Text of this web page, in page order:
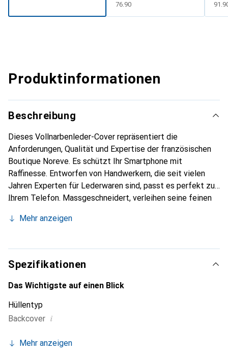
CHF
76.90 CHF
Produktinformationen
Beschreibung
Dieses Vollnarbenleder-Cover repräsentiert die
Anforderungen, Qualität und Expertise der französischen
Boutique Noreve. Es schützt Ihr Smartphone mit
Raffinesse. Entworfen von Handwerkern, die seit vielen
Jahren Experten für Lederwaren sind, passt es perfekt zu
Ihrem Telefon. Massgeschneidert, verleihen seine feinen
und integralen Accessoire für Ihr Smartphone. International
Noreve eine sichere Wahl für eine anspruchsvolle
Kundschaft.
Mehr anzeigen
Spezifikationen
Das Wichtigste auf einen Blick
Hüllentyp
Backcover i
Mehr anzeigen